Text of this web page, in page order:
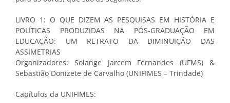
LIVRO 1: O QUE DIZEM AS PESQUISAS EM HISTÓRIA E
POLÍTICAS PRODUZIDAS NA PÓS-GRADUAÇÃO EM
EDUCAÇÃO: UM RETRATO DA DIMINUIÇÃO DAS
ASSIMETRIAS
Organizadores: Solange Jarcem Fernandes (UFMS) &
Sebastião Donizete de Carvalho (UNIFIMES – Trindade)
Capítulos da UNIFIMES: